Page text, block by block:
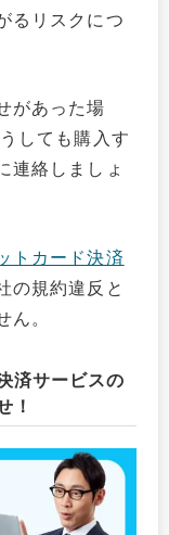
るリスクにつ
があった場
しても購入す
連絡しましょ
トカード決済
の規約違反と
ん。
済サービスの
！